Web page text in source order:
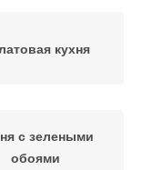
кухня
с зелеными
обоями